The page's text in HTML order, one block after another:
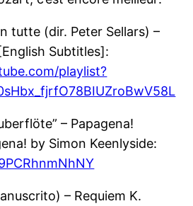
tutte (dir. Peter Sellars) –
Subtitles]:
playlist?
– Papagena!
by Simon Keenlyside:
– Requiem K.